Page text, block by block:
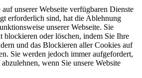
unserer Webseite verfügbaren Dienste
erforderlich sind, hat die Ablehnung
unserer Webseite. Sie
blockieren oder löschen, indem Sie Ihre
und das Blockieren aller Cookies auf
Sie werden jedoch immer aufgefordert,
wenn Sie unsere Website